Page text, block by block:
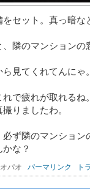
セット。真っ暗な
隣のマンションの
見てくれてんにゃ
で疲れが取れるね
りましたわ。
ず隣のマンション
な？
パオ パーマリンク ト